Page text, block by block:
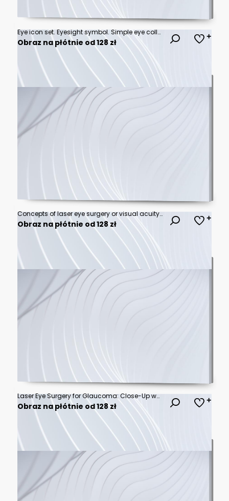
Eye icon set. Eyesight symbol. Simple eye collection.
Obraz na płótnie od 128 zł
Concepts of laser eye surgery or visual acuity check-up
Obraz na płótnie od 128 zł
Laser Eye Surgery for Glaucoma: Close-Up woman eye with Reticle Overlay, Perfect for Lasik Procedures
Obraz na płótnie od 128 zł